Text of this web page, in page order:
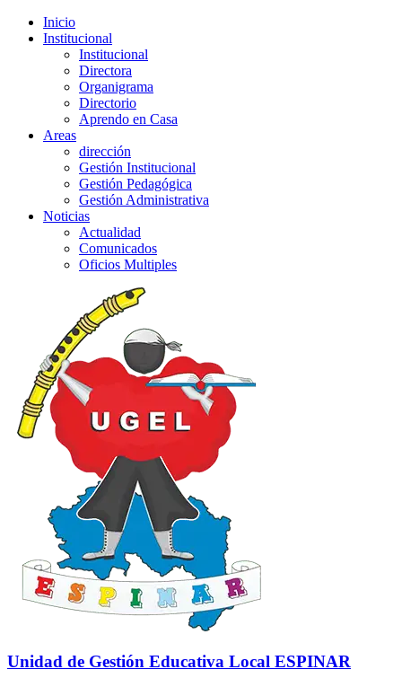
Inicio
Institucional
Institucional
Directora
Organigrama
Directorio
Aprendo en Casa
Areas
dirección
Gestión Institucional
Gestión Pedagógica
Gestión Administrativa
Noticias
Actualidad
Comunicados
Oficios Multiples
Unidad de Gestión Educativa Local ESPINAR